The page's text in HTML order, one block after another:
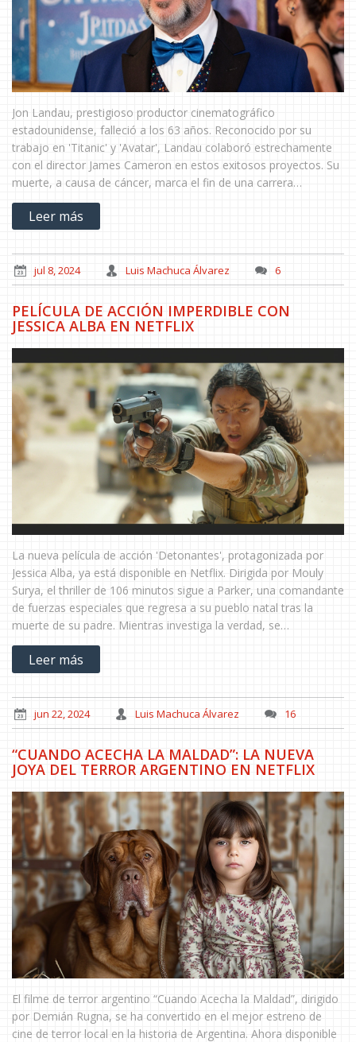
Jon Landau, prestigioso productor cinematográfico
estadounidense, falleció a los 63 años. Reconocido por su
trabajo en 'Titanic' y 'Avatar', Landau colaboró estrechamente
con el director James Cameron en estos exitosos proyectos. Su
muerte, a causa de cáncer, marca el fin de una carrera
memorable que dejó una huella imborrable en el séptimo arte.
Leer más
jul 8, 2024 Luis Machuca Álvarez 6
PELÍCULA DE ACCIÓN IMPERDIBLE CON
JESSICA ALBA EN NETFLIX
La nueva película de acción 'Detonantes', protagonizada por
Jessica Alba, ya está disponible en Netflix. Dirigida por Mouly
Surya, el thriller de 106 minutos sigue a Parker, una comandante
de fuerzas especiales que regresa a su pueblo natal tras la
muerte de su padre. Mientras investiga la verdad, se
reencuentra con viejos conocidos.
Leer más
jun 22, 2024 Luis Machuca Álvarez 16
“CUANDO ACECHA LA MALDAD”: LA NUEVA
JOYA DEL TERROR ARGENTINO EN NETFLIX
El filme de terror argentino “Cuando Acecha la Maldad”, dirigido
por Demián Rugna, se ha convertido en el mejor estreno de
cine de terror local en la historia de Argentina. Ahora disponible